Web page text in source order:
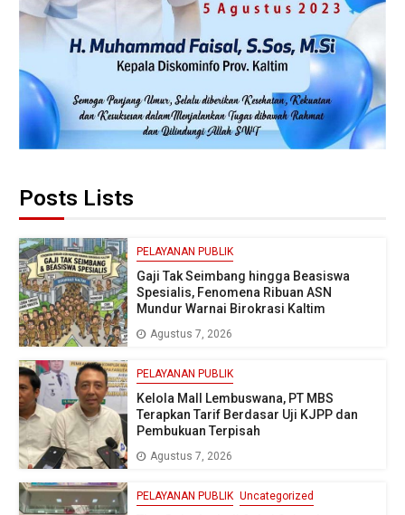
Posts Lists
PELAYANAN PUBLIK
Gaji Tak Seimbang hingga Beasiswa
Spesialis, Fenomena Ribuan ASN
Mundur Warnai Birokrasi Kaltim
Agustus 7, 2026
PELAYANAN PUBLIK
Kelola Mall Lembuswana, PT MBS
Terapkan Tarif Berdasar Uji KJPP dan
Pembukuan Terpisah
Agustus 7, 2026
PELAYANAN PUBLIK Uncategorized